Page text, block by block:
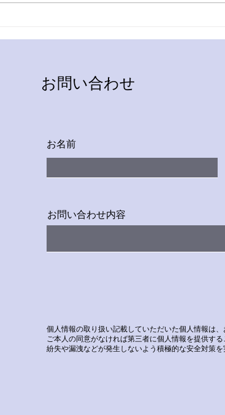
トマトと季節のあいだで
るか
お問い合わせ
お名前
お問い合わせ内容
個人情報の取り扱い記載していただいた個人情報は
ご本人の同意がなければ第三者に個人情報を提供す
紛失や漏洩などが発生しないよう積極的な安全対策を